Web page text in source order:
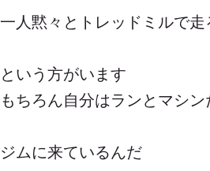
一人黙々とトレッドミルで走
という方がいます
もちろん自分はランとマシ
ジムに来ているんだ